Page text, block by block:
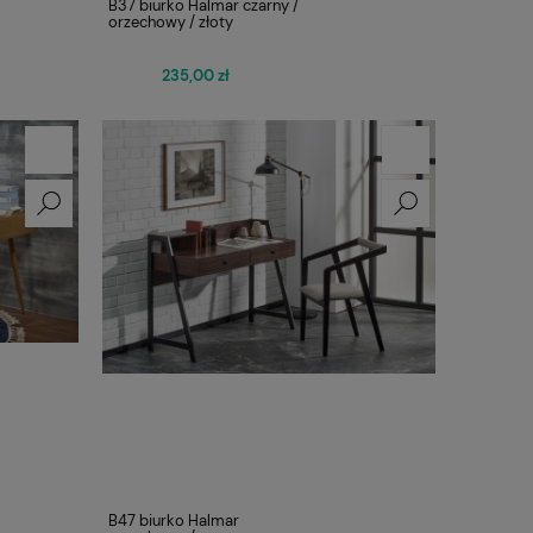
B37 biurko Halmar czarny /
orzechowy / złoty
235,00 zł
B47 biurko Halmar